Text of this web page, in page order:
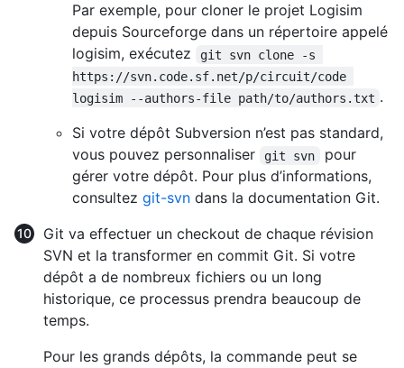
Par exemple, pour cloner le projet Logisim
depuis Sourceforge dans un répertoire appelé
logisim, exécutez
git svn clone -s
https://svn.code.sf.net/p/circuit/code
logisim --authors-file path/to/authors.txt .
Si votre dépôt Subversion n’est pas standard,
vous pouvez personnaliser
git svn
pour
gérer votre dépôt. Pour plus d’informations,
consultez git-svn dans la documentation Git.
Git va effectuer un checkout de chaque révision
SVN et la transformer en commit Git. Si votre
dépôt a de nombreux fichiers ou un long
historique, ce processus prendra beaucoup de
temps.
Pour les grands dépôts, la commande peut se